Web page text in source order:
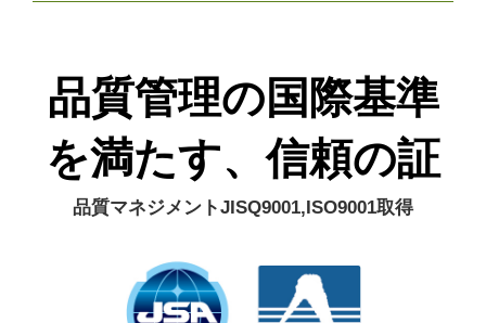
品質管理の国際基準
を満たす、信頼の証
品質マネジメントJISQ9001,ISO9001取得